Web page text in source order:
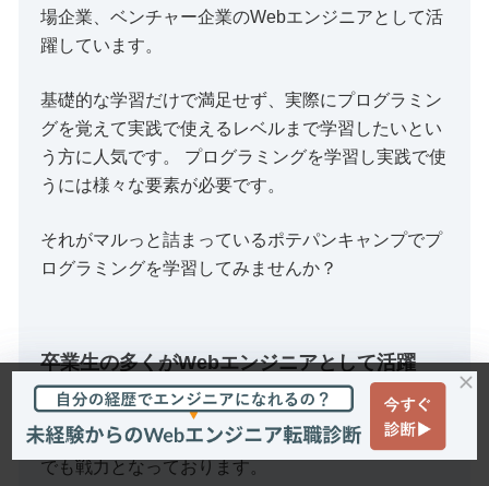
場企業、ベンチャー企業のWebエンジニアとして活
躍しています。
基礎的な学習だけで満足せず、実際にプログラミン
グを覚えて実践で使えるレベルまで学習したいとい
う方に人気です。 プログラミングを学習し実践で使
うには様々な要素が必要です。
それがマルっと詰まっているポテパンキャンプでプ
ログラミングを学習してみませんか？
卒業生の多くがWebエンジニアとして活躍
卒業生の多くがWeb企業で活躍しております。
実践的なカリキュラムをこなしているからこそ現場
でも戦力となっております。